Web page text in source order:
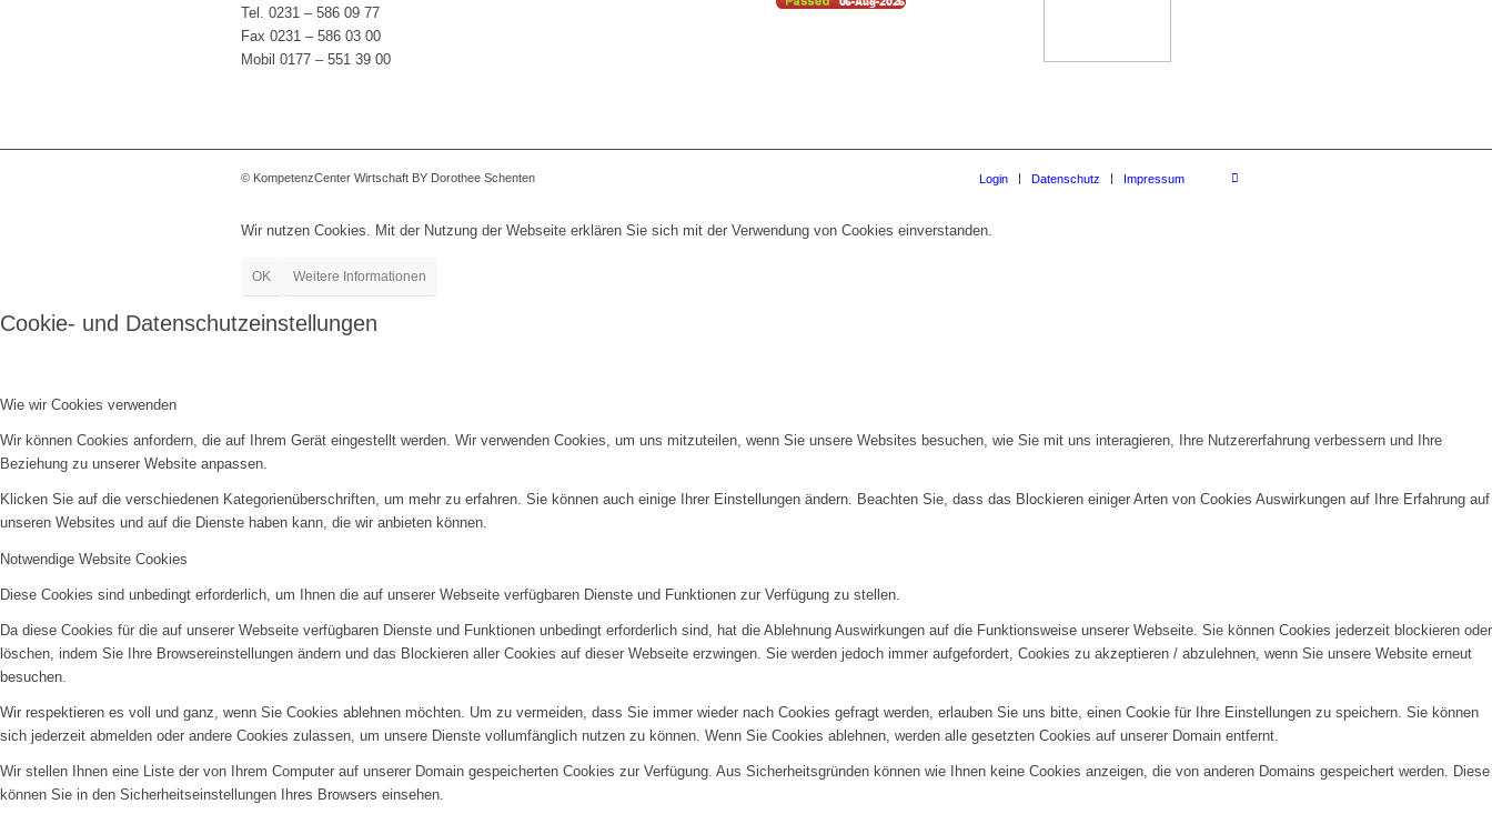
Tel. 0231 – 586 09 77
Fax 0231 – 586 03 00
Mobil 0177 – 551 39 00
© KompetenzCenter Wirtschaft BY Dorothee Schenten Login Datenschutz Impressum
Wir nutzen Cookies. Mit der Nutzung der Webseite erklären Sie sich mit der Verwendung von Cookies einverstanden.
OK Weitere Informationen
Cookie- und Datenschutzeinstellungen
Wie wir Cookies verwenden
Wir können Cookies anfordern, die auf Ihrem Gerät eingestellt werden. Wir verwenden Cookies, um uns mitzuteilen, wenn Sie unsere Websites besuchen, wie Sie mit uns interagieren, Ihre Nutzererfahrung verbessern und Ihre
Beziehung zu unserer Website anpassen.
Klicken Sie auf die verschiedenen Kategorienüberschriften, um mehr zu erfahren. Sie können auch einige Ihrer Einstellungen ändern. Beachten Sie, dass das Blockieren einiger Arten von Cookies Auswirkungen auf Ihre Erfahrung auf
unseren Websites und auf die Dienste haben kann, die wir anbieten können.
Notwendige Website Cookies
Diese Cookies sind unbedingt erforderlich, um Ihnen die auf unserer Webseite verfügbaren Dienste und Funktionen zur Verfügung zu stellen.
Da diese Cookies für die auf unserer Webseite verfügbaren Dienste und Funktionen unbedingt erforderlich sind, hat die Ablehnung Auswirkungen auf die Funktionsweise unserer Webseite. Sie können Cookies jederzeit blockieren oder
löschen, indem Sie Ihre Browsereinstellungen ändern und das Blockieren aller Cookies auf dieser Webseite erzwingen. Sie werden jedoch immer aufgefordert, Cookies zu akzeptieren / abzulehnen, wenn Sie unsere Website erneut
besuchen.
Wir respektieren es voll und ganz, wenn Sie Cookies ablehnen möchten. Um zu vermeiden, dass Sie immer wieder nach Cookies gefragt werden, erlauben Sie uns bitte, einen Cookie für Ihre Einstellungen zu speichern. Sie können
sich jederzeit abmelden oder andere Cookies zulassen, um unsere Dienste vollumfänglich nutzen zu können. Wenn Sie Cookies ablehnen, werden alle gesetzten Cookies auf unserer Domain entfernt.
Wir stellen Ihnen eine Liste der von Ihrem Computer auf unserer Domain gespeicherten Cookies zur Verfügung. Aus Sicherheitsgründen können wie Ihnen keine Cookies anzeigen, die von anderen Domains gespeichert werden. Diese
können Sie in den Sicherheitseinstellungen Ihres Browsers einsehen.